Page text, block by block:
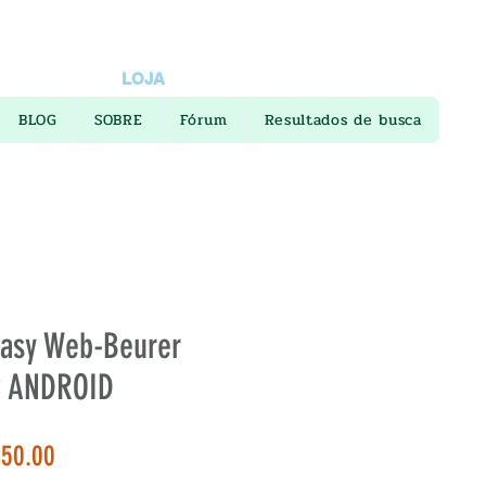
LOJA
BLOG SOBRE Fórum Resultados de busca
Web-Beurer